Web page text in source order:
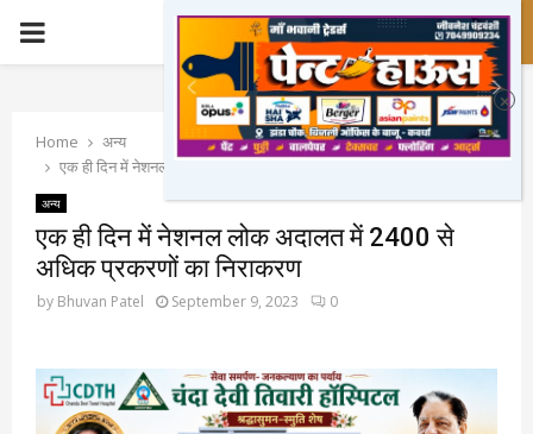
PRIMARY
Home
अन्य
एक ही दिन में नेशनल लोक अदालत में 2400 से अधिक प्रकरणों का निराकरण
अन्य
एक ही दिन में नेशनल लोक अदालत में 2400 से
अधिक प्रकरणों का निराकरण
by Bhuvan Patel September 9, 2023 0